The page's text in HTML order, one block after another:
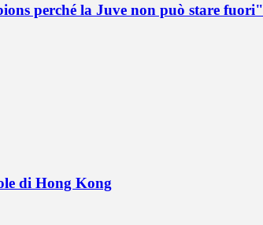
perché la Juve non può stare fuori"
di Hong Kong